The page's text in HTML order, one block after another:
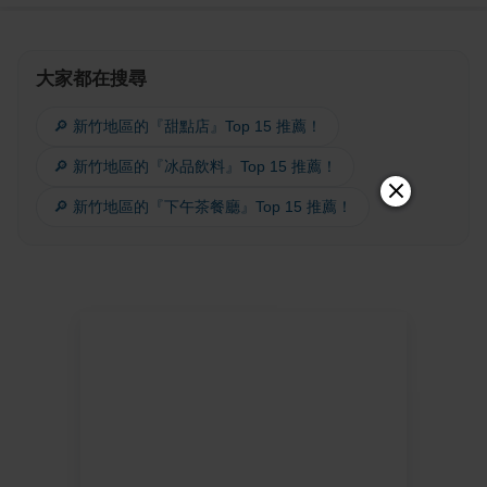
大家都在搜尋
🔎 新竹地區的『甜點店』Top 15 推薦！
🔎 新竹地區的『冰品飲料』Top 15 推薦！
🔎 新竹地區的『下午茶餐廳』Top 15 推薦！